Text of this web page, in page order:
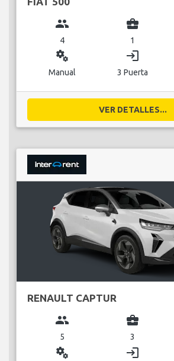
FIAT 500
group
4
business_center
1
miscellaneous_services
Manual
login
3 Puerta
VER DETALLES...
RENAULT CAPTUR
group
5
business_center
3
miscellaneous_services login